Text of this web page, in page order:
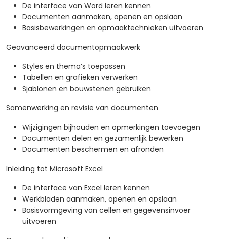
De interface van Word leren kennen
Documenten aanmaken, openen en opslaan
Basisbewerkingen en opmaaktechnieken uitvoeren
Geavanceerd documentopmaakwerk
Styles en thema’s toepassen
Tabellen en grafieken verwerken
Sjablonen en bouwstenen gebruiken
Samenwerking en revisie van documenten
Wijzigingen bijhouden en opmerkingen toevoegen
Documenten delen en gezamenlijk bewerken
Documenten beschermen en afronden
Inleiding tot Microsoft Excel
De interface van Excel leren kennen
Werkbladen aanmaken, openen en opslaan
Basisvormgeving van cellen en gegevensinvoer
uitvoeren